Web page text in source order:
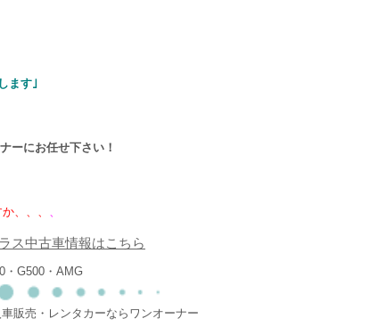
ます｣
ーにお任せ下さい！
、、、 、
ス中古車情報はこちら
・G500・AMG
販売・レンタカーならワンオーナー